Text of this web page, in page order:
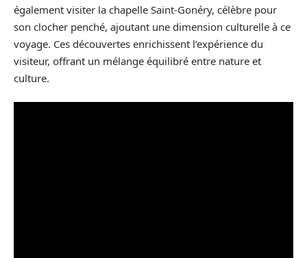
également visiter la chapelle Saint-Gonéry, célèbre pour
son clocher penché, ajoutant une dimension culturelle à ce
voyage. Ces découvertes enrichissent l’expérience du
visiteur, offrant un mélange équilibré entre nature et
culture.